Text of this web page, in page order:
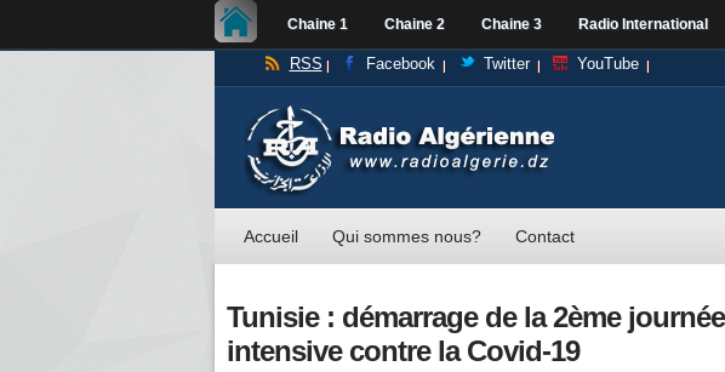
Chaine 1 Chaine 2 Chaine 3 Radio International
RSS Facebook Twitter YouTube
Accueil Qui sommes nous? Contact
Tunisie : démarrage de la 2ème
intensive contre la Covid-19